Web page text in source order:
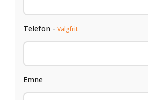
Telefon - Valgfrit
Emne